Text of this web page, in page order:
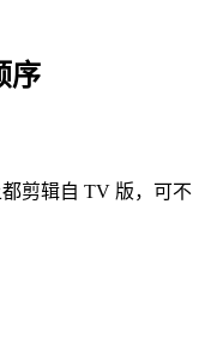
序
剪辑自 TV 版，可不